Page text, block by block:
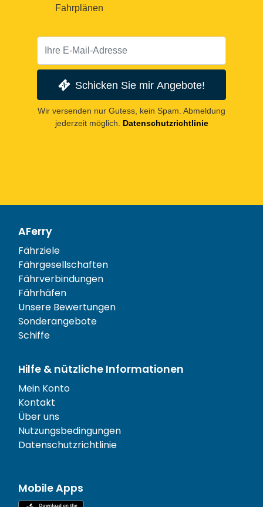
Fahrplänen
Schicken Sie mir Angebote!
Wir versenden nur Gutess, kein Spam. Abmeldung
jederzeit möglich.
Datenschutzrichtlinie
AFerry
Fährziele
Fährgesellschaften
Fährverbindungen
Fährhäfen
Unsere Bewertungen
Sonderangebote
Schiffe
Hilfe & nützliche Informationen
Mein Konto
Kontakt
Über uns
Nutzungsbedingungen
Datenschutzrichtlinie
Mobile Apps